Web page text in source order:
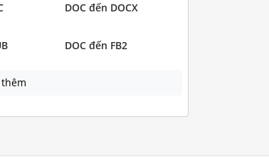
DOC đến DOCX
DOC đến FB2